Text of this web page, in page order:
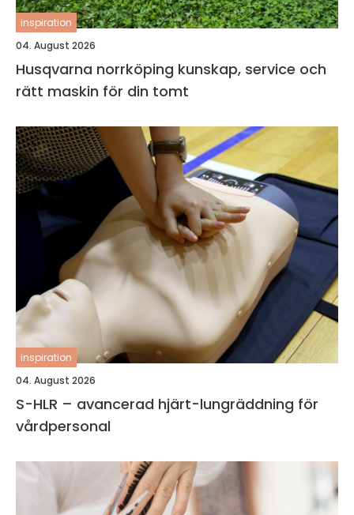
inspiration
04. August 2026
Husqvarna norrköping kunskap, service och
rätt maskin för din tomt
inspiration
04. August 2026
S-HLR – avancerad hjärt-lungräddning för
vårdpersonal